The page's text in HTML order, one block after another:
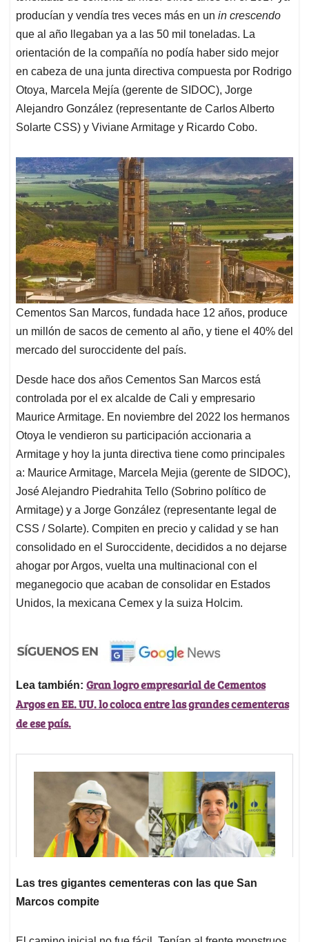
producían y vendía tres veces más en un in crescendo
que al año llegaban ya a las 50 mil toneladas. La
orientación de la compañía no podía haber sido mejor
en cabeza de una junta directiva compuesta por Rodrigo
Otoya, Marcela Mejía (gerente de SIDOC), Jorge
Alejandro González (representante de Carlos Alberto
Solarte CSS) y Viviane Armitage y Ricardo Cobo.
Cementos San Marcos, fundada hace 12 años, produce
un millón de sacos de cemento al año, y tiene el 40% del
mercado del suroccidente del país.
Desde hace dos años Cementos San Marcos está
controlada por el ex alcalde de Cali y empresario
Maurice Armitage. En noviembre del 2022 los hermanos
Otoya le vendieron su participación accionaria a
Armitage y hoy la junta directiva tiene como principales
a: Maurice Armitage, Marcela Mejia (gerente de SIDOC),
José Alejandro Piedrahita Tello (Sobrino político de
Armitage) y a Jorge González (representante legal de
CSS / Solarte). Compiten en precio y calidad y se han
consolidado en el Suroccidente, decididos a no dejarse
ahogar por Argos, vuelta una multinacional con el
meganegocio que acaban de consolidar en Estados
Unidos, la mexicana Cemex y la suiza Holcim.
Lea también: Gran logro empresarial de Cementos
Argos en EE. UU. lo coloca entre las grandes cementeras
de ese país.
Las tres gigantes cementeras con las que San
Marcos compite